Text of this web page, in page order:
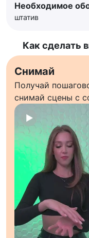
Необходимое
штатив
Как сделать
Снимай
Получай
снимай сцены с